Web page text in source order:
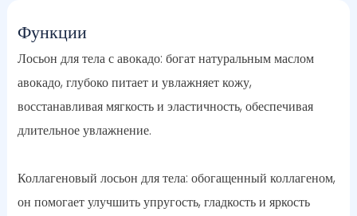
Функции
Лосьон для тела с авокадо: богат натуральным маслом
авокадо, глубоко питает и увлажняет кожу,
восстанавливая мягкость и эластичность, обеспечивая
длительное увлажнение.
Коллагеновый лосьон для тела: обогащенный коллагеном,
он помогает улучшить упругость, гладкость и яркость